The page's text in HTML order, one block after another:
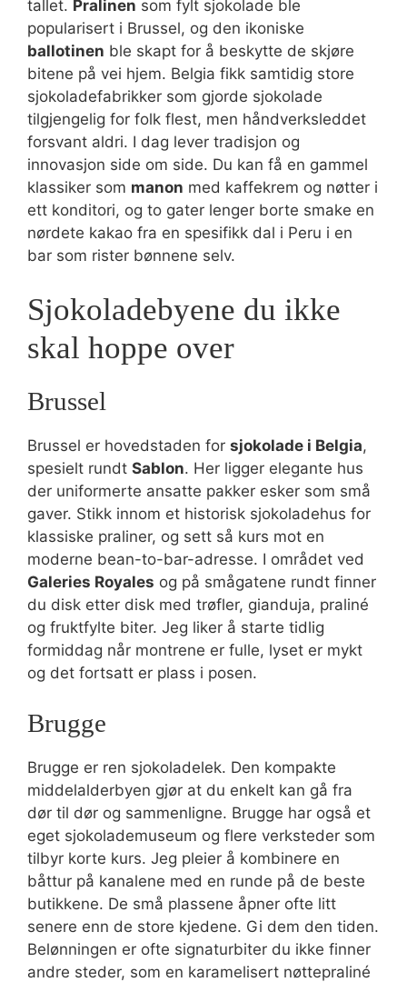
tallet. Pralinen som fylt sjokolade ble
popularisert i Brussel, og den ikoniske
ballotinen ble skapt for å beskytte de skjøre
bitene på vei hjem. Belgia fikk samtidig store
sjokoladefabrikker som gjorde sjokolade
tilgjengelig for folk flest, men håndverksleddet
forsvant aldri. I dag lever tradisjon og
innovasjon side om side. Du kan få en gammel
klassiker som manon med kaffekrem og nøtter i
ett konditori, og to gater lenger borte smake en
nørdete kakao fra en spesifikk dal i Peru i en
bar som rister bønnene selv.
Sjokoladebyene du ikke
skal hoppe over
Brussel
Brussel er hovedstaden for sjokolade i Belgia,
spesielt rundt Sablon. Her ligger elegante hus
der uniformerte ansatte pakker esker som små
gaver. Stikk innom et historisk sjokoladehus for
klassiske praliner, og sett så kurs mot en
moderne bean-to-bar-adresse. I området ved
Galeries Royales og på smågatene rundt finner
du disk etter disk med trøfler, gianduja, praliné
og fruktfylte biter. Jeg liker å starte tidlig
formiddag når montrene er fulle, lyset er mykt
og det fortsatt er plass i posen.
Brugge
Brugge er ren sjokoladelek. Den kompakte
middelalderbyen gjør at du enkelt kan gå fra
dør til dør og sammenligne. Brugge har også et
eget sjokolademuseum og flere verksteder som
tilbyr korte kurs. Jeg pleier å kombinere en
båttur på kanalene med en runde på de beste
butikkene. De små plassene åpner ofte litt
senere enn de store kjedene. Gi dem den tiden.
Belønningen er ofte signaturbiter du ikke finner
andre steder, som en karamelisert nøttepraliné